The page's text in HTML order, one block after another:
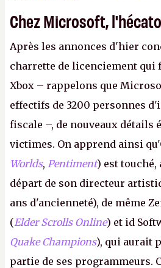
Chez Microsoft,
Après les annonces d'hier
charrette de licenciement qui
Xbox – rappelons que
effectifs de 3200 personnes
fiscale –, de nouveaux détails
victimes. On apprend ainsi
Worlds, Pentiment) est touché,
départ de son directeur
ans d'ancienneté), de même
(Elder Scrolls Online) et id
Quake Champions), qui aurait
partie de ses programmeurs.